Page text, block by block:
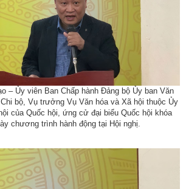
– Ủy viên Ban Chấp hành Đảng bộ Ủy ban Văn
bộ, Vụ trưởng Vụ Văn hóa và Xã hội thuộc Ủy
của Quốc hội, ứng cử đại biểu Quốc hội khóa
chương trình hành động tại Hội nghị.